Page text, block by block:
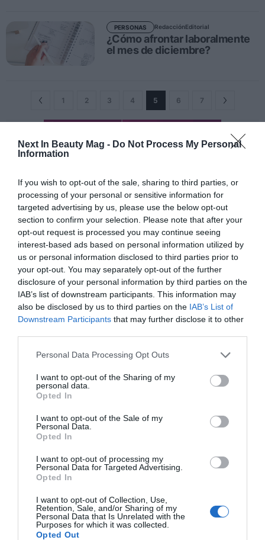
Next In Beauty Mag - Do Not Process My Personal
Information
If you wish to opt-out of the sale, sharing to third parties, or
processing of your personal or sensitive information for
targeted advertising by us, please use the below opt-out
section to confirm your selection. Please note that after your
opt-out request is processed you may continue seeing
interest-based ads based on personal information utilized by
us or personal information disclosed to third parties prior to
your opt-out. You may separately opt-out of the further
disclosure of your personal information by third parties on the
IAB’s list of downstream participants. This information may
also be disclosed by us to third parties on the IAB’s List of
Downstream Participants that may further disclose it to other
Personal Data Processing Opt Outs
I want to opt-out of the Sharing of my
personal data.
Opted In
I want to opt-out of the Sale of my
Personal Data.
Opted In
I want to opt-out of processing my
Personal Data for Targeted Advertising.
Opted In
I want to opt-out of Collection, Use,
Retention, Sale, and/or Sharing of my
Personal Data that Is Unrelated with the
Purposes for which it was collected.
Opted Out
¿Cómo afrontar laboralmente
el mes de diciembre?
PERSONAS RedacciónEditorial
1 2 3 4 5 6 7
Lo más leído